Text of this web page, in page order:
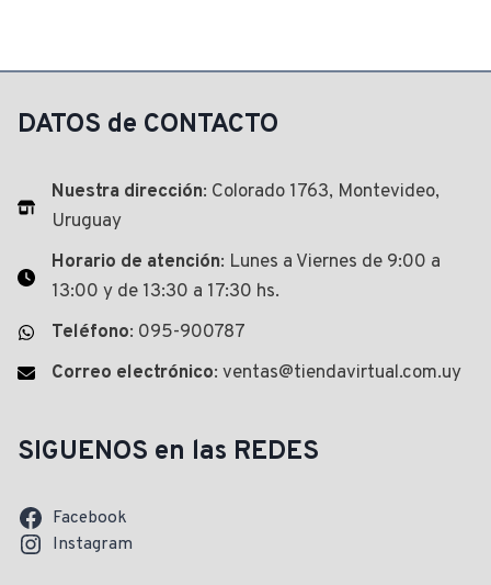
DATOS de CONTACTO
Nuestra dirección: Colorado 1763, Montevideo,
Uruguay
Horario de atención: Lunes a Viernes de 9:00 a
13:00 y de 13:30 a 17:30 hs.
Teléfono: 095-900787
Correo electrónico: ventas@tiendavirtual.com.uy
SIGUENOS en las REDES
Facebook
Instagram